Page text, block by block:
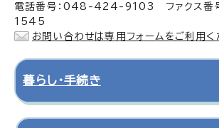
電話番号：048-424-9103 ファクス
1545
お問い合わせは専用フォームをご利用く
暮らし・手続き